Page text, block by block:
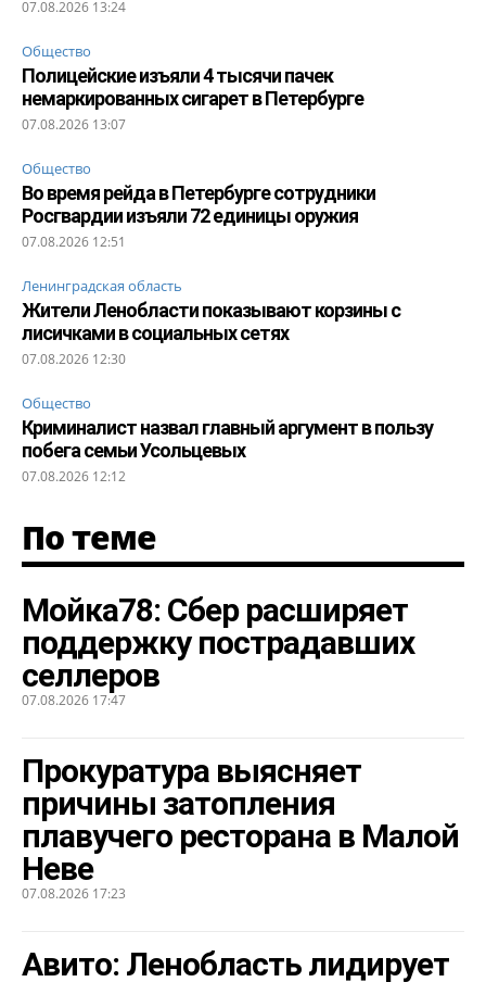
07.08.2026 13:24
Общество
Полицейские изъяли 4 тысячи пачек
немаркированных сигарет в Петербурге
07.08.2026 13:07
Общество
Во время рейда в Петербурге сотрудники
Росгвардии изъяли 72 единицы оружия
07.08.2026 12:51
Ленинградская область
Жители Ленобласти показывают корзины с
лисичками в социальных сетях
07.08.2026 12:30
Общество
Криминалист назвал главный аргумент в пользу
побега семьи Усольцевых
07.08.2026 12:12
По теме
Мойка78: Сбер расширяет
поддержку пострадавших
селлеров
07.08.2026 17:47
Прокуратура выясняет
причины затопления
плавучего ресторана в Малой
Неве
07.08.2026 17:23
Авито: Ленобласть лидирует